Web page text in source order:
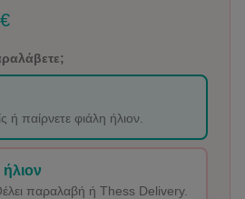
ή παίρνετε φιάλη ήλιον.
παραλαβή ή Thess Delivery.